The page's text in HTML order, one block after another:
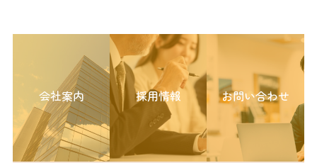
会社案内 採用情報 お問い合わせ